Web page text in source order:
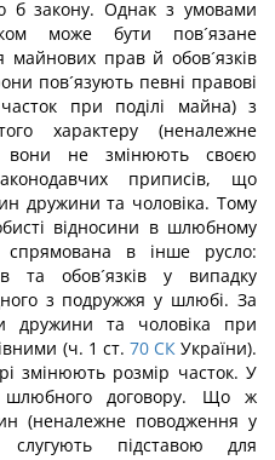
б закону. Однак з умовами
може бути пов´язане
прав й обов´язків
пов´язують певні правові
при поділі майна) з
характеру (неналежне
не змінюють своєю
приписів, що
дружини та чоловіка. Тому
відносини в шлюбному
спрямована в інше русло:
та обов´язків у випадку
з подружжя у шлюбі. За
дружини та чоловіка при
(ч. 1 ст. 70 СКУкраїни).
змінюють розмір часток. У
шлюбного договору. Що ж
(неналежне поводження у
підставою для